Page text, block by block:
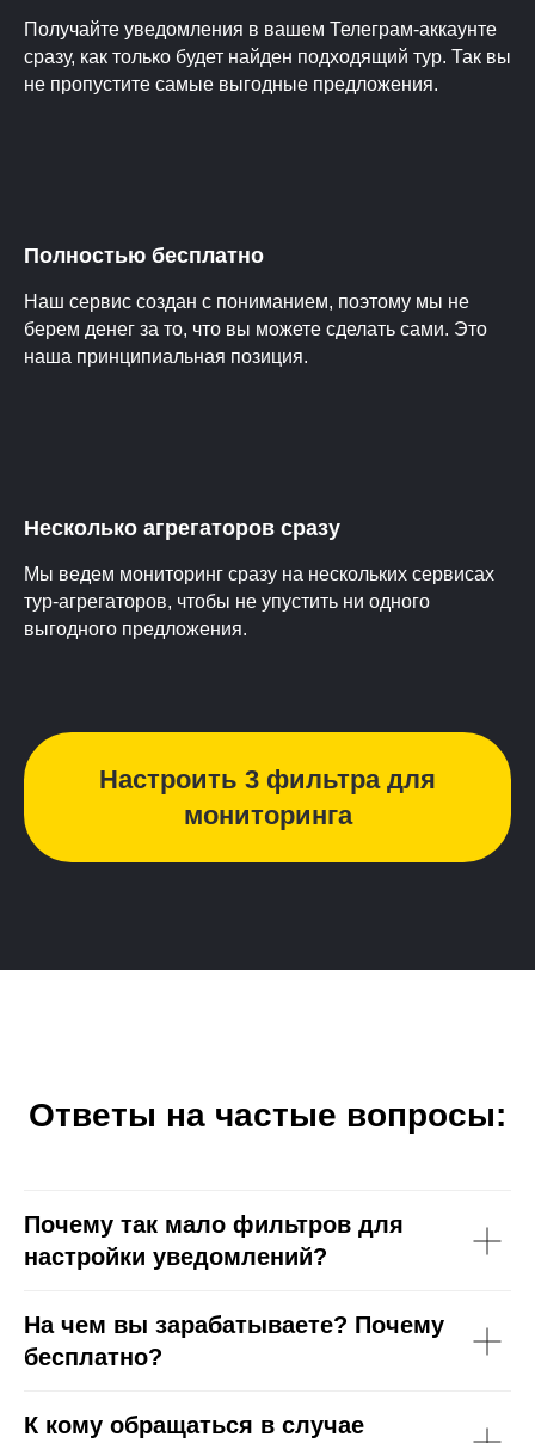
Получайте уведомления в вашем Телеграм-аккаунте
сразу, как только будет найден подходящий тур. Так вы
не пропустите самые выгодные предложения.
Полностью бесплатно
Наш сервис создан с пониманием, поэтому мы не
берем денег за то, что вы можете сделать сами. Это
наша принципиальная позиция.
Несколько агрегаторов сразу
Мы ведем мониторинг сразу на нескольких сервисах
тур-агрегаторов, чтобы не упустить ни одного
выгодного предложения.
Настроить 3 фильтра для
мониторинга
Ответы на частые вопросы:
Почему так мало фильтров для
настройки уведомлений?
На чем вы зарабатываете? Почему
бесплатно?
К кому обращаться в случае